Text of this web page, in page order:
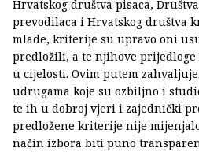
Hrvatskog društva pisaca,
prevodilaca i Hrvatskog društva
mlade, kriterije su upravo oni
predložili, a te njihove
u cijelosti. Ovim putem
udrugama koje su ozbiljno i
te ih u dobroj vjeri i zajednički
predložene kriterije nije
način izbora biti puno